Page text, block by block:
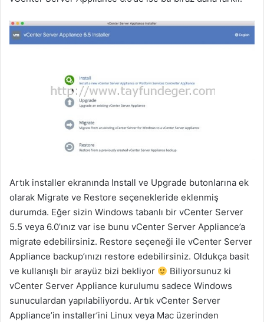
Artık installer ekranında Install ve Upgrade butonlarına ek
olarak Migrate ve Restore seçenekleride eklenmiş
durumda. Eğer sizin Windows tabanlı bir vCenter Server
5.5 veya 6.0’ınız var ise bunu vCenter Server Appliance’a
migrate edebilirsiniz. Restore seçeneği ile vCenter Server
Appliance backup’ınızı restore edebilirsiniz. Oldukça basit
ve kullanışlı bir arayüz bizi bekliyor
Biliyorsunuz ki
vCenter Server Appliance kurulumu sadece Windows
sunuculardan yapılabiliyordu. Artık vCenter Server
Appliance’in installer’ini Linux veya Mac üzerinden